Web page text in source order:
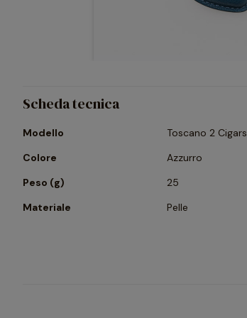
Scheda tecnica
Modello
Toscano 2 Cigars
Colore
Azzurro
Peso (g)
25
Materiale
Pelle